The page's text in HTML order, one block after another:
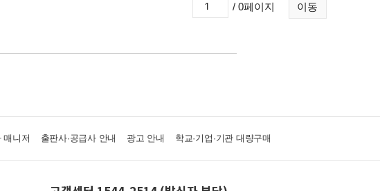
이동
/ 0페이지
매니저 출판사·공급사 안내 광고 안내 학교·기업·기관 대량구매